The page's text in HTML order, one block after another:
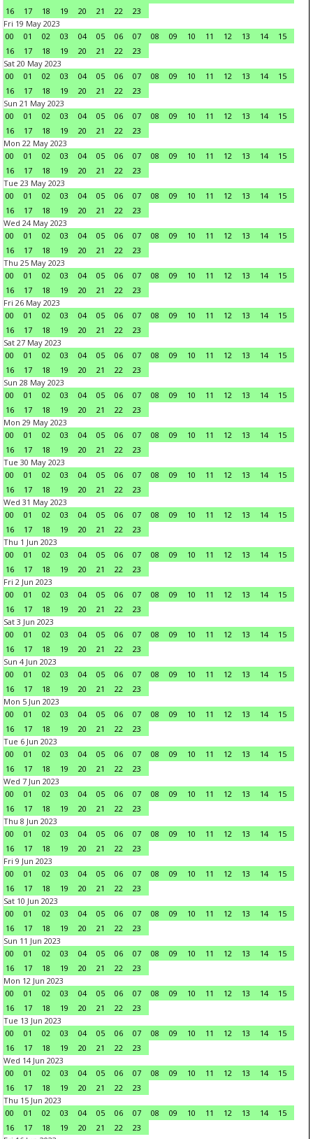
16
17 18 19 20 21 22
23
Fri 19 May 2023
00
01 02 03 04 05 06 07 08 09 10 11 12 13 14
15
16
17 18 19 20 21 22
23
Sat 20 May 2023
00
01 02 03 04 05 06 07 08 09 10 11 12 13 14
15
16
17 18 19 20 21 22
23
Sun 21 May 2023
00
01 02 03 04 05 06 07 08 09 10 11 12 13 14
15
16
17 18 19 20 21 22
23
Mon 22 May 2023
00
01 02 03 04 05 06 07 08 09 10 11 12 13 14
15
16
17 18 19 20 21 22
23
Tue 23 May 2023
00
01 02 03 04 05 06 07 08 09 10 11 12 13 14
15
16
17 18 19 20 21 22
23
Wed 24 May 2023
00
01 02 03 04 05 06 07 08 09 10 11 12 13 14
15
16
17 18 19 20 21 22
23
Thu 25 May 2023
00
01 02 03 04 05 06 07 08 09 10 11 12 13 14
15
16
17 18 19 20 21 22
23
Fri 26 May 2023
00
01 02 03 04 05 06 07 08 09 10 11 12 13 14
15
16
17 18 19 20 21 22
23
Sat 27 May 2023
00
01 02 03 04 05 06 07 08 09 10 11 12 13 14
15
16
17 18 19 20 21 22
23
Sun 28 May 2023
00
01 02 03 04 05 06 07 08 09 10 11 12 13 14
15
16
17 18 19 20 21 22
23
Mon 29 May 2023
00
01 02 03 04 05 06 07 08 09 10 11 12 13 14
15
16
17 18 19 20 21 22
23
Tue 30 May 2023
00
01 02 03 04 05 06 07 08 09 10 11 12 13 14
15
16
17 18 19 20 21 22
23
Wed 31 May 2023
00
01 02 03 04 05 06 07 08 09 10 11 12 13 14
15
16
17 18 19 20 21 22
23
Thu 1 Jun 2023
00
01 02 03 04 05 06 07 08 09 10 11 12 13 14
15
16
17 18 19 20 21 22
23
Fri 2 Jun 2023
00
01 02 03 04 05 06 07 08 09 10 11 12 13 14
15
16
17 18 19 20 21 22
23
Sat 3 Jun 2023
00
01 02 03 04 05 06 07 08 09 10 11 12 13 14
15
16
17 18 19 20 21 22
23
Sun 4 Jun 2023
00
01 02 03 04 05 06 07 08 09 10 11 12 13 14
15
16
17 18 19 20 21 22
23
Mon 5 Jun 2023
00
01 02 03 04 05 06 07 08 09 10 11 12 13 14
15
16
17 18 19 20 21 22
23
Tue 6 Jun 2023
00
01 02 03 04 05 06 07 08 09 10 11 12 13 14
15
16
17 18 19 20 21 22
23
Wed 7 Jun 2023
00
01 02 03 04 05 06 07 08 09 10 11 12 13 14
15
16
17 18 19 20 21 22
23
Thu 8 Jun 2023
00
01 02 03 04 05 06 07 08 09 10 11 12 13 14
15
16
17 18 19 20 21 22
23
Fri 9 Jun 2023
00
01 02 03 04 05 06 07 08 09 10 11 12 13 14
15
16
17 18 19 20 21 22
23
Sat 10 Jun 2023
00
01 02 03 04 05 06 07 08 09 10 11 12 13 14
15
16
17 18 19 20 21 22
23
Sun 11 Jun 2023
00
01 02 03 04 05 06 07 08 09 10 11 12 13 14
15
16
17 18 19 20 21 22
23
Mon 12 Jun 2023
00
01 02 03 04 05 06 07 08 09 10 11 12 13 14
15
16
17 18 19 20 21 22
23
Tue 13 Jun 2023
00
01 02 03 04 05 06 07 08 09 10 11 12 13 14
15
16
17 18 19 20 21 22
23
Wed 14 Jun 2023
00
01 02 03 04 05 06 07 08 09 10 11 12 13 14
15
16
17 18 19 20 21 22
23
Thu 15 Jun 2023
00
01 02 03 04 05 06 07 08 09 10 11 12 13 14
15
16
17 18 19 20 21 22
23